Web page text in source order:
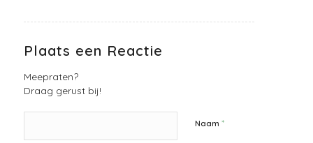
Plaats een Reactie
Meepraten?
Draag gerust bij!
Naam *